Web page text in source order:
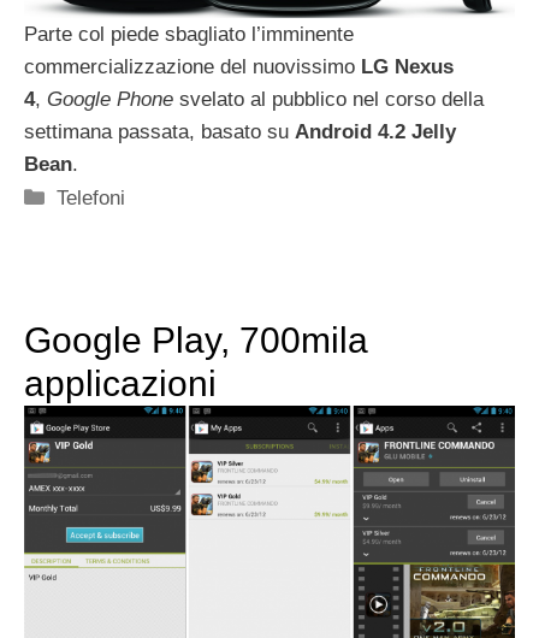
Parte col piede sbagliato l’imminente
commercializzazione del nuovissimo LG Nexus
4, Google Phone svelato al pubblico nel corso della
settimana passata, basato su Android 4.2 Jelly
Bean.
Categorie
Telefoni
Google Play, 700mila
applicazioni